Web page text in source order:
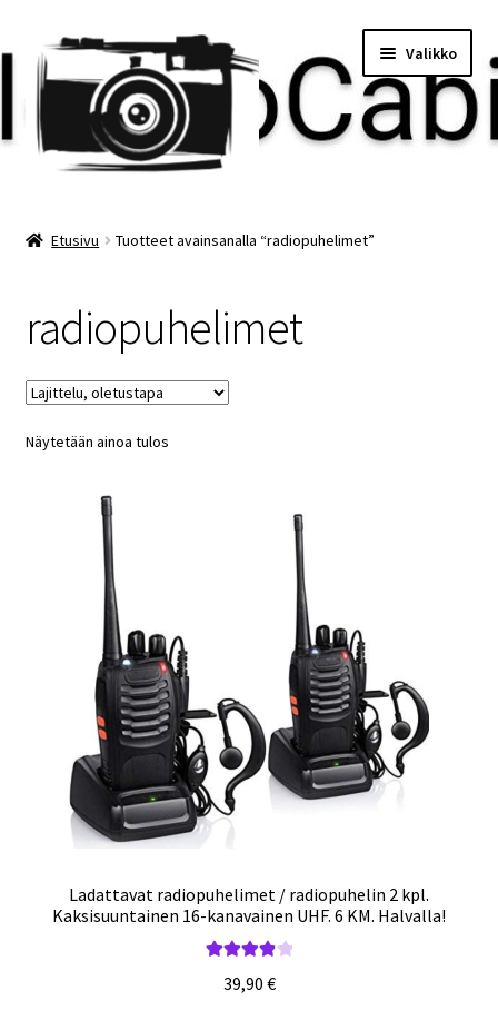
Siirry
navigointiin
Siirry
sisältöön
Valikko
Minun tilini
Ostoskori
Etusivu Tuotteet avainsanalla “radiopuhelimet”
radiopuhelimet
Näytetään ainoa tulos
Ladattavat radiopuhelimet / radiopuhelin 2 kpl.
Kaksisuuntainen 16-kanavainen UHF. 6 KM. Halvalla!
tuotteesta:
39,90 €